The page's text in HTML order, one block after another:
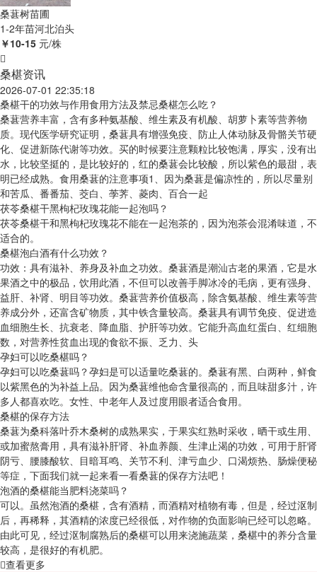
桑葚树苗圃
1-2年苗河北泊头
￥10-15 元/株
桑椹资讯
2026-07-01 22:35:18
桑椹干的功效与作用食用方法及禁忌桑椹怎么吃？
桑葚营养丰富，含有多种氨基酸、维生素及有机酸、胡萝卜素等营养物
质。现代医学研究证明，桑葚具有增强免疫、防止人体动脉及骨骼关节硬
化、促进新陈代谢等功效。买的时候要注意颗粒比较饱满，厚实，没有出
水，比较坚挺的，是比较好的，红的桑葚会比较酸，所以紫色的最甜，表
明已经成熟。食用桑葚的注意事项1、因为桑葚是偏凉性的，所以尽量别
和苦瓜、番番茄、茭白、荸荠、菱肉、百合一起
茯苓桑椹干黑枸杞玫瑰花能一起泡吗？
茯苓桑椹干和黑枸杞玫瑰花不能在一起泡茶的，因为泡茶会混淆味道，不
适合的。
桑椹泡白酒有什么功效？
功效：具有滋补、养身及补血之功效。桑葚酒是潮汕古老的果酒，它是水
果酒之中的极品，饮用此酒，不但可以改善手脚冰冷的毛病，更有强身、
益肝、补肾、明目等功效。桑葚营养价值极高，除含氨基酸、维生素等营
养成分外，还富含矿物质，其中铁含量较高。桑葚具有调节免疫、促进造
血细胞生长、抗衰老、降血脂、护肝等功效。它能升高血红蛋白、红细胞
数，对营养性贫血出现的食欲不振、乏力、头
孕妇可以吃桑椹吗？
孕妇可以吃桑葚吗？孕妇是可以适量吃桑葚的。桑葚有黑、白两种，鲜食
以紫黑色的为补益上品。因为桑葚维他命含量很高的，而且味甜多汁，许
多人都喜欢吃。女性、中老年人及过度用眼者适合食用。
桑椹的保存方法
桑葚为桑科落叶乔木桑树的成熟果实，于果实红熟时采收，晒干或生用、
或加蜜熬膏用，具有滋补肝肾、补血养颜、生津止渴的功效，可用于肝肾
阴亏、腰膝酸软、目暗耳鸣、关节不利、津亏血少、口渴烦热、肠燥便秘
等症，下面我们就一起来看一看桑葚的保存方法吧！
泡酒的桑椹能当肥料浇菜吗？
可以。虽然泡酒的桑椹，含有酒精，而酒精对植物有毒，但是，经过沤制
后，再稀释，其酒精的浓度已经很低，对作物的负面影响已经可以忽略。
由此可见，经过沤制腐熟后的桑椹可以用来浇施蔬菜，桑椹中的养分含量
较高，是很好的有机肥。
查看更多